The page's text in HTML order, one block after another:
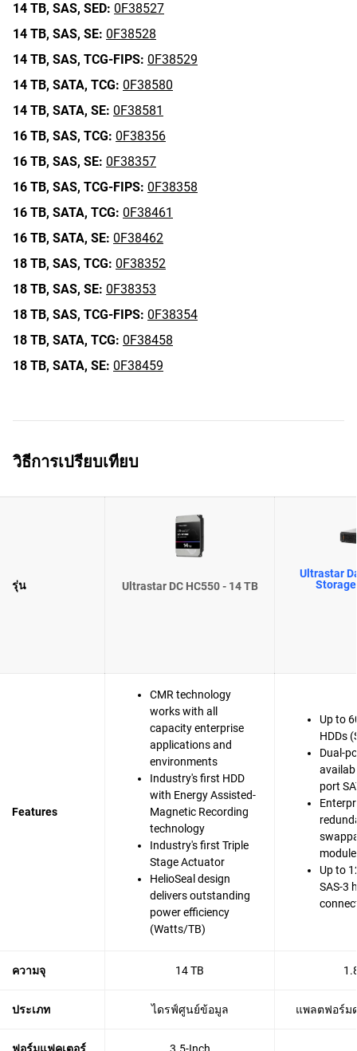
14 TB, SAS, SED: 0F38527
14 TB, SAS, SE: 0F38528
14 TB, SAS, TCG-FIPS: 0F38529
14 TB, SATA, TCG: 0F38580
14 TB, SATA, SE: 0F38581
16 TB, SAS, TCG: 0F38356
16 TB, SAS, SE: 0F38357
16 TB, SAS, TCG-FIPS: 0F38358
16 TB, SATA, TCG: 0F38461
16 TB, SATA, SE: 0F38462
18 TB, SAS, TCG: 0F38352
18 TB, SAS, SE: 0F38353
18 TB, SAS, TCG-FIPS: 0F38354
18 TB, SATA, TCG: 0F38458
18 TB, SATA, SE: 0F38459
วิธีการเปรียบเทียบ
รุ่น Ultrastar DC HC550 - 14 TB
Ultrastar
Features
CMR technology
works with all
capacity enterprise
applications and
environments
Industry's first HDD
with Energy Assisted-
Magnetic Recording
technology
Industry's first Triple
Stage Actuator
HelioSeal design
delivers outstanding
power efficiency
(Watts/TB)
Up to
HDDs
Dual-
port
Up to
SAS-3
ความจุ 14 TB
ประเภท ไดรฟ์ศูนย์ข้อมูล แพลตฟอร์ม